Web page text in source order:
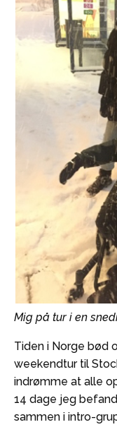
Mig på tur i en
Tiden i Norge bød
weekendtur til
indrømme at alle
14 dage jeg
sammen i intro-